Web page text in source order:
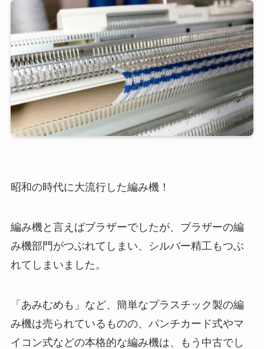
昭和の時代に大流行した編み機！
編み機と言えばブラザーでしたが、ブラザーの編
み機部門がつぶれてしまい、シルバー精工もつぶ
れてしまいました。
「あみむめも」など、簡単なプラスチック製の編
み機は売られているものの、パンチカード式やマ
イコン式などの本格的な編み機は、もう中古でし